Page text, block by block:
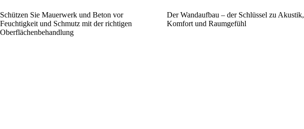
Schützen Sie Mauerwerk und Beton vor
Feuchtigkeit und Schmutz mit der richtigen
Oberflächenbehandlung
Der Wandaufbau – der Schlüssel zu Akustik,
Komfort und Raumgefühl